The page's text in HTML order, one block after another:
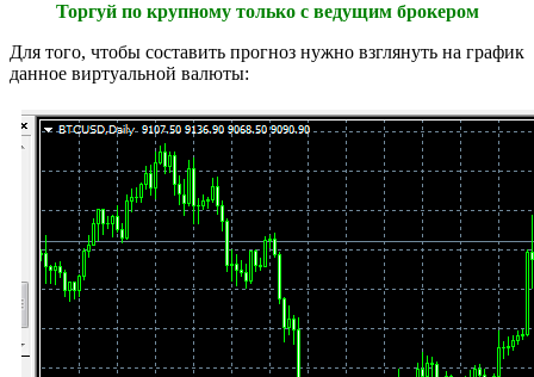
Торгуй по крупному только с ведущим брокером
Для того, чтобы составить прогноз нужно взглянуть на график
данное виртуальной валюты: